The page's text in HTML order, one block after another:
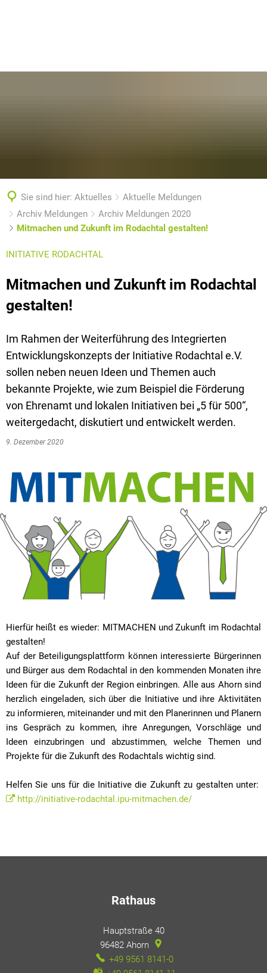
Sie sind hier: Aktuelles
Aktuelle Meldungen
Archiv Meldungen
Archiv Meldungen 2020
Mitmachen und Zukunft im Rodachtal gestalten!
INITIATIVE RODACHTAL
Mitmachen und Zukunft im Rodachtal
gestalten!
Im Rahmen der Weiterführung des Integrierten
Entwicklungskonzepts der Initiative Rodachtal e.V.
sollen neben neuen Ideen und Themen auch
bekannte Projekte, wie zum Beispiel die Förderung
von Ehrenamt und lokalen Initiativen bei „5 für 500“,
weitergedacht, diskutiert und entwickelt werden.
9. Dezember 2020
Hierfür heißt es wieder: MITMACHEN und Zukunft im Rodachtal
gestalten!
Auf der Beteiligungsplattform können interessierte Bürgerinnen
und Bürger aus dem Rodachtal in den kommenden Monaten ihre
Ideen für die Zukunft der Region einbringen. Alle aus Ahorn sind
herzlich eingeladen, sich über die Initiative und ihre Aktivitäten
zu informieren, miteinander und mit den Planerinnen und Planern
ins Gespräch zu kommen, ihre Anregungen, Vorschläge und
Ideen einzubringen und abzustimmen, welche Themen und
Projekte für die Zukunft des Rodachtals wichtig sind.
Helfen Sie uns für die Initiative die Zukunft zu gestalten unter:
http://initiative-rodachtal.ipu-mitmachen.de/
Rathaus
Hauptstraße 40
96482 Ahorn
+49 9561 8141-0